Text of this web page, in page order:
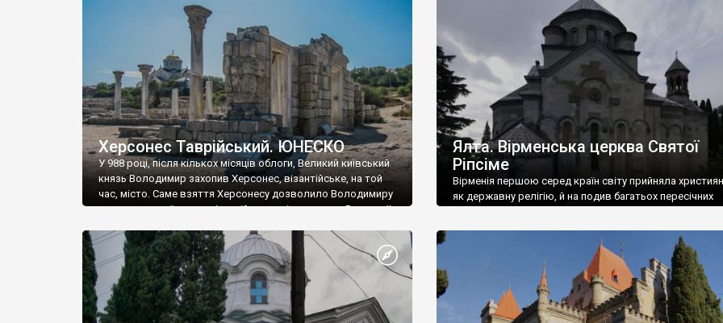
візантійської доби. Раритети викрадені з фондів об’єкту
культурної спадщини ЮНЕСКО «Херсонеса Таврійського».
Офіційно – на виставку «Золото Візантії», але експерти та
влада в Україні вважають це лише […]
називаються «повстяками» (postaki)…” “Вино. Крим
виробляє відмінне вино і його вдосталь: воно все
легке біле і дуже […]
Херсонес Таврійський. ЮНЕСКО
У 988 році, після кількох місяців облоги, Великий київський
князь Володимир захопив Херсонес, візантійське, на той
час, місто. Саме взяття Херсонесу дозволило Володимиру
диктувати свої умови візантійському імператору Василю ІІ,
Херсонесі Володимир-язичник, став Василем-
християнином. А потім було Хрещення Русі. На честь
Херсонесу Таврійського названо місто […]
Ялта. Вірменська церква Святої
Ріпсіме
Вірменія першою серед країн світу прийняла
як державну релігію, й на подив багатьох пересічних